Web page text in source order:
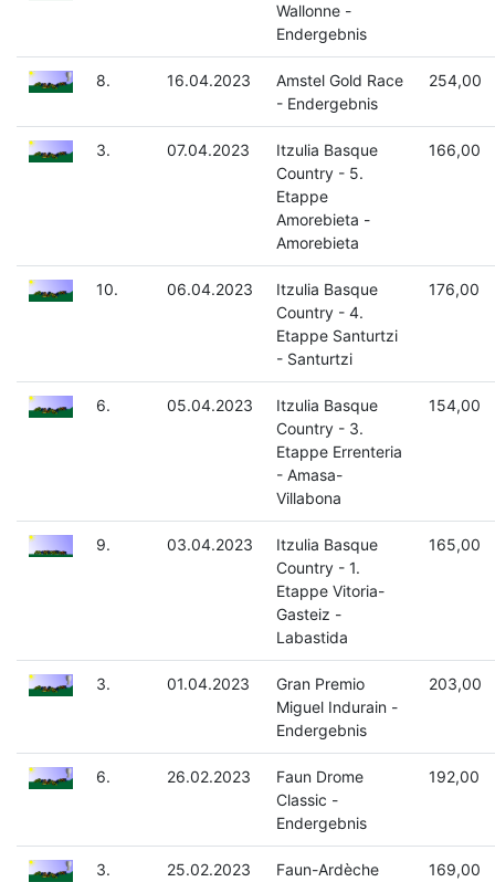
Wallonne -
Endergebnis
8. 16.04.2023
Amstel Gold Race
- Endergebnis
254,00
3. 07.04.2023
Itzulia Basque
Country - 5.
Etappe
Amorebieta -
Amorebieta
166,00
10. 06.04.2023
Itzulia Basque
Country - 4.
Etappe Santurtzi
- Santurtzi
176,00
6. 05.04.2023
Itzulia Basque
Country - 3.
Etappe Errenteria
- Amasa-
Villabona
154,00
9. 03.04.2023
Itzulia Basque
Country - 1.
Etappe Vitoria-
Gasteiz -
Labastida
165,00
3. 01.04.2023
Gran Premio
Miguel Indurain -
Endergebnis
203,00
6. 26.02.2023
Faun Drome
Classic -
Endergebnis
192,00
3. 25.02.2023
Faun-Ardèche
169,00